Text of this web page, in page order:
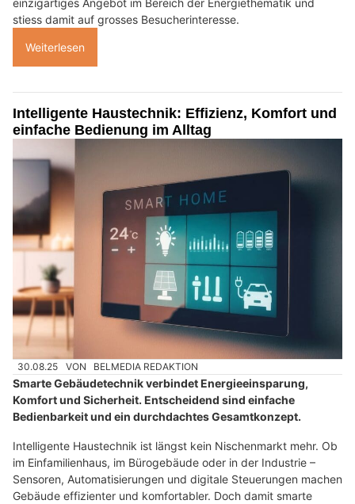
einzigartiges Angebot im Bereich der Energiethematik und
stiess damit auf grosses Besucherinteresse.
Weiterlesen
Intelligente Haustechnik: Effizienz, Komfort und
einfache Bedienung im Alltag
30.08.25 VON BELMEDIA REDAKTION
Smarte Gebäudetechnik verbindet Energieeinsparung,
Komfort und Sicherheit. Entscheidend sind einfache
Bedienbarkeit und ein durchdachtes Gesamtkonzept.
Intelligente Haustechnik ist längst kein Nischenmarkt mehr. Ob
im Einfamilienhaus, im Bürogebäude oder in der Industrie –
Sensoren, Automatisierungen und digitale Steuerungen machen
Gebäude effizienter und komfortabler. Doch damit smarte